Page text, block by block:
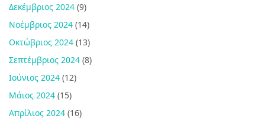
Δεκέμβριος 2024 (9)
Νοέμβριος 2024 (14)
Οκτώβριος 2024 (13)
Σεπτέμβριος 2024 (8)
Ιούνιος 2024 (12)
Μάιος 2024 (15)
Απρίλιος 2024 (16)